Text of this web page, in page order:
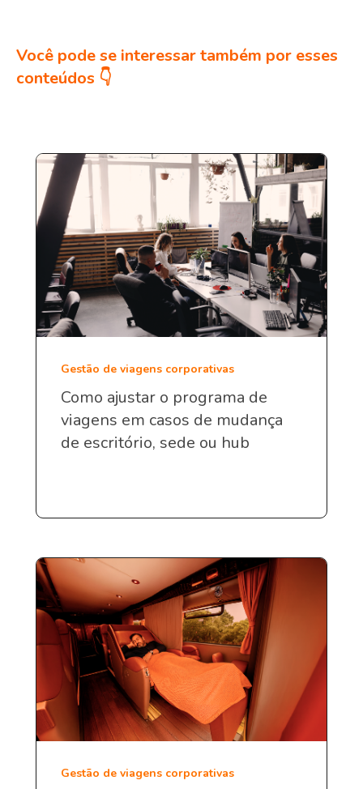
Você pode se interessar também por esses
conteúdos 👇
Gestão de viagens corporativas
Como ajustar o programa de
viagens em casos de mudança
de escritório, sede ou hub
Gestão de viagens corporativas